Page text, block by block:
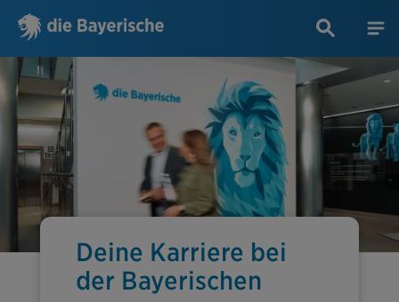
Deine Karriere bei
der Bayerischen